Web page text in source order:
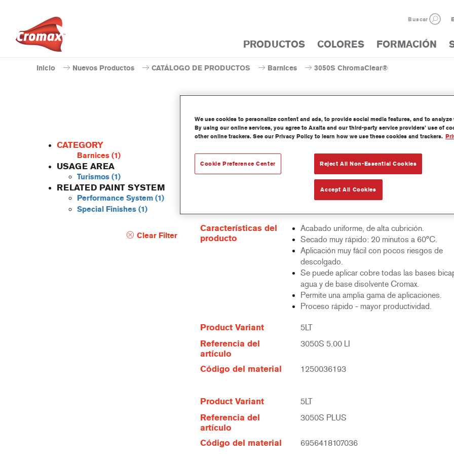
Buscar
PRODUCTOS COLORES FORMACIÓN
Inicio Nuevos Productos CATÁLOGO DE PRODUCTOS Barnices 3050S ChromaClear®
CATEGORY
Barnices (1)
USAGE AREA
Turismos (1)
RELATED PAINT SYSTEM
Performance System (1)
Special Finishes (1)
Clear Filter
3050S
ChromaClear 3050S es un barniz de base disolvente versátil. Ofrece un
rápido, un acabado muy duradero y una excelente retención de brillo. Es
y se puede aplicar cobre todas las bases bicapa al agua y de base
Cromax.
Características del
producto
Acabado uniforme, de alta cubrición.
Secado muy rápido: 20 minutos a 60°C.
Aplicación muy fácil con pocos riesgos de
descolgado.
Se puede aplicar cobre todas las bases
agua y de base disolvente Cromax.
Permite una amplia gama de aplicaciones.
Proceso rápido - mayor productividad.
Product Variant 5LT
Referencia del
artículo
3050S 5.00 LI
Código del material 1250036193
Product Variant 5LT
Referencia del
artículo
3050S PLUS
Código del material 6956418107036
We use cookies to personalize content and ads, to provide social media features, and to
By using our online services, you agree to Axalta and our third-party service providers’ use of
other online trackers. See our Privacy Policy to learn how we use these cookies and trackers.
Reject All Non-Essential Cookies
Accept All Cookies
Cookie Preference Center